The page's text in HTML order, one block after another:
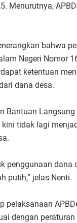
Menurutnya,
bahwa
Negeri Nomor
ketentuan
dana desa.
Bantuan
kini tidak lagi
penggunaan dana
putih,” jelas Nenti.
pelaksanaan
dengan